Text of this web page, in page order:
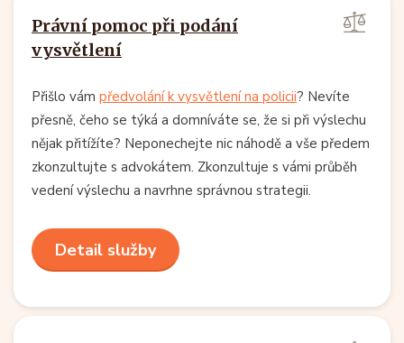
Právní pomoc při podání
vysvětlení
Přišlo vám předvolání k vysvětlení na policii? Nevíte
přesně, čeho se týká a domníváte se, že si při výslechu
nějak přitížíte? Neponechejte nic náhodě a vše předem
zkonzultujte s advokátem. Zkonzultuje s vámi průběh
vedení výslechu a navrhne správnou strategii.
Detail služby